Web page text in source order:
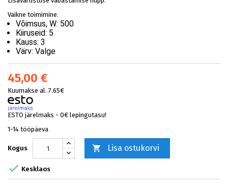
Vaikne toimimine.
Võimsus, W: 500
Kiiruseid: 5
Kauss: 3
Värv: Valge
45,00 €
Kuumakse al. 7.65€
ESTO järelmaks - 0€ lepingutasu!
1-14 tööpäeva
Kogus  Lisa ostukorvi
 Kesklaos